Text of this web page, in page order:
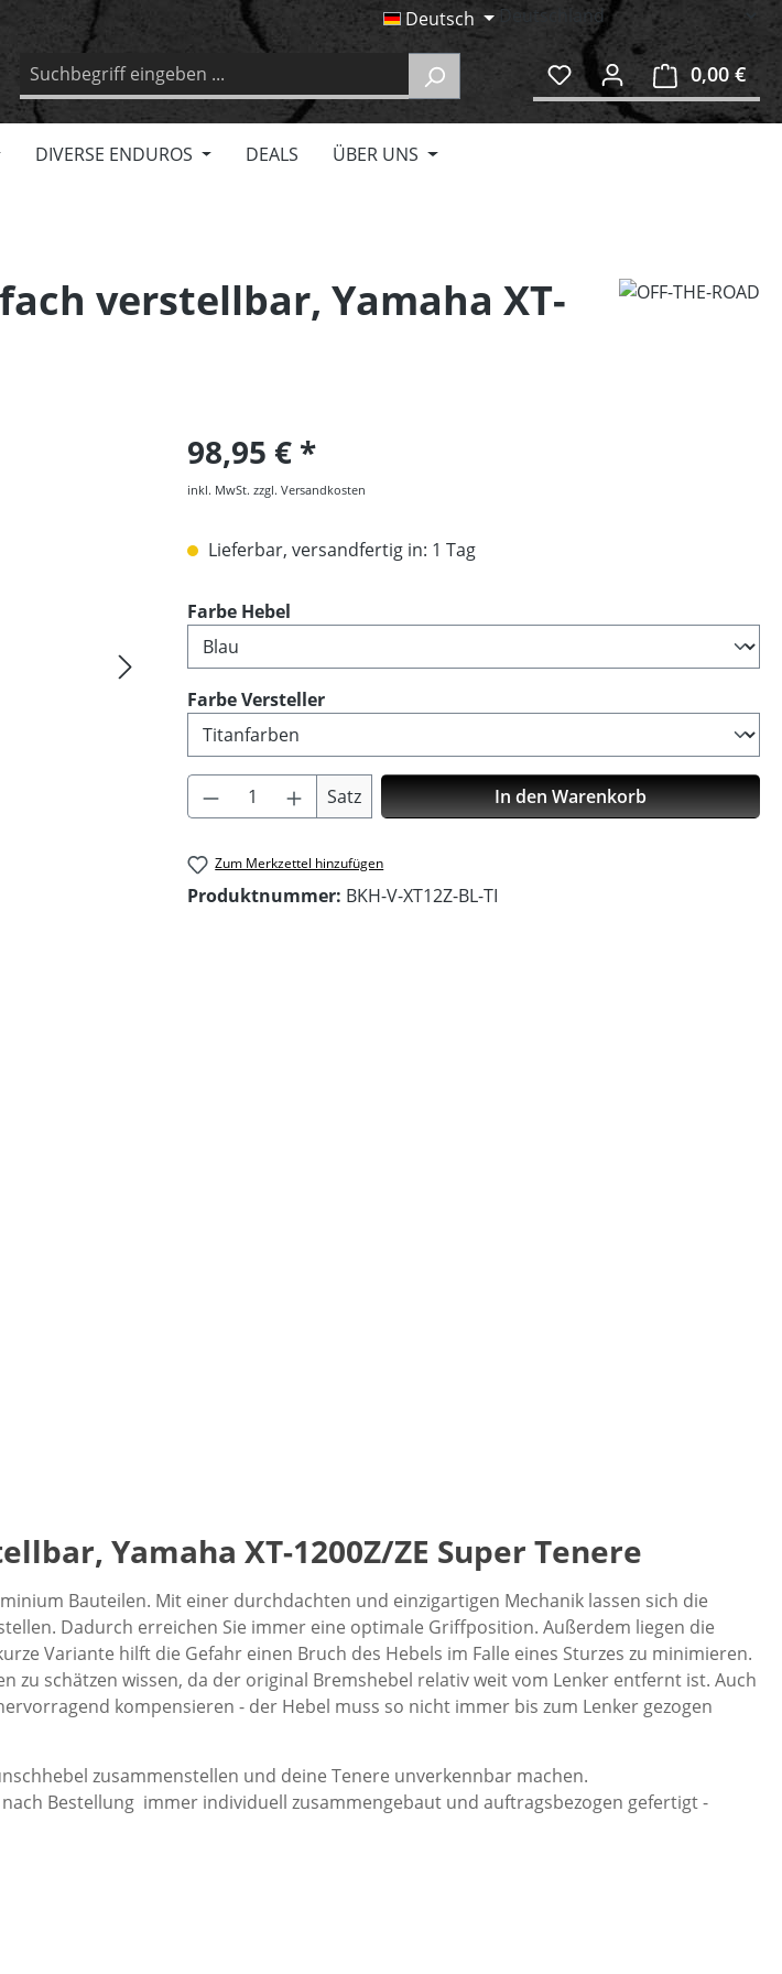
Deutsch
0,00 €
DIVERSE ENDUROS DEALS ÜBER UNS
verstellbar, Yamaha XT-
98,95 €
inkl. MwSt. zzgl. Versandkosten
Lieferbar, versandfertig in: 1 Tag
Farbe Hebel
Farbe Verstellerauswählen
Produkt Anzahl: Gib den gewünschten Wert
Satz In den Warenkorb
Zum Merkzettel hinzufügen
Produktnummer: BKH-V-XT12Z-BL-TI
Yamaha XT-1200Z/ZE Super Tenere
Bauteilen. Mit einer durchdachten und einzigartigen Mechanik lassen sich die
Dadurch erreichen Sie immer eine optimale Griffposition. Außerdem liegen die
Variante hilft die Gefahr einen Bruch des Hebels im Falle eines Sturzes zu minimieren.
schätzen wissen, da der original Bremshebel relativ weit vom Lenker entfernt ist. Auch
kompensieren - der Hebel muss so nicht immer bis zum Lenker gezogen
zusammenstellen und deine Tenere unverkennbar machen.
Bestellung immer individuell zusammengebaut und auftragsbezogen gefertigt -